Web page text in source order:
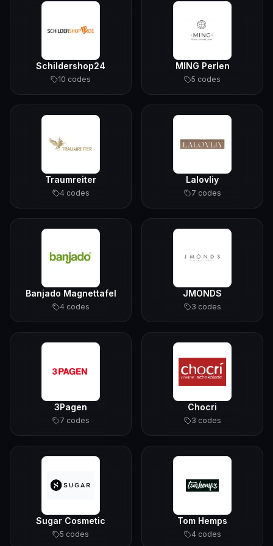
Schildershop24
10 codes
MING Perlen
5 codes
Traumreiter
4 codes
Lalovliy
7 codes
Banjado Magnettafel
4 codes
JMONDS
3 codes
3Pagen
7 codes
Chocri
3 codes
Sugar Cosmetic
5 codes
Tom Hemps
4 codes